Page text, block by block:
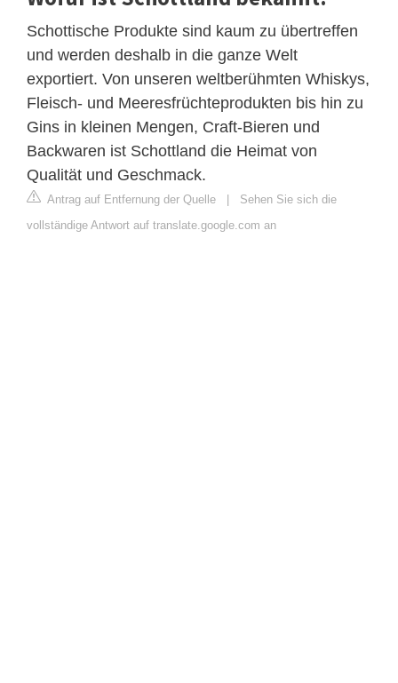
Schottische Produkte sind kaum zu übertreffen
und werden deshalb in die ganze Welt
exportiert. Von unseren weltberühmten Whiskys,
Fleisch- und Meeresfrüchteprodukten bis hin zu
Gins in kleinen Mengen, Craft-Bieren und
Backwaren ist Schottland die Heimat von
Qualität und Geschmack.
Antrag auf Entfernung der Quelle | Sehen Sie sich die
vollständige Antwort auf translate.google.com an